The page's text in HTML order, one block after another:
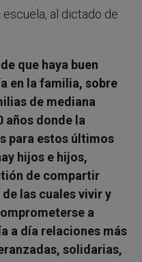
al dictado de
que haya buen
en la familia, sobre
de mediana
años donde la
para estos últimos
hijos e hijos,
de compartir
las cuales vivir y
a
a día relaciones más
solidarias,